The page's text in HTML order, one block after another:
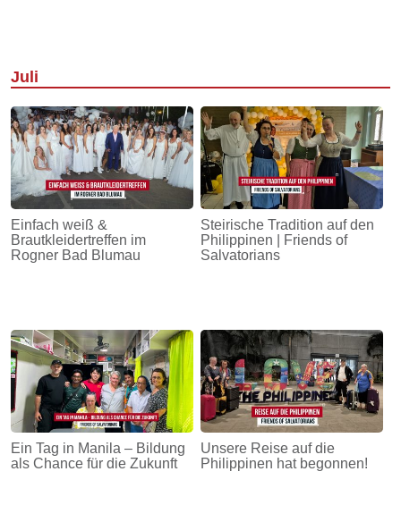
Juli
Einfach weiß &
Brautkleidertreffen im
Rogner Bad Blumau
Steirische Tradition auf den
Philippinen | Friends of
Salvatorians
Ein Tag in Manila – Bildung
als Chance für die Zukunft
Unsere Reise auf die
Philippinen hat begonnen!